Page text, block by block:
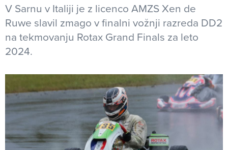
V Sarnu v Italiji je z licenco AMZS Xen de
Ruwe slavil zmago v finalni vožnji razreda DD2
na tekmovanju Rotax Grand Finals za leto
2024.